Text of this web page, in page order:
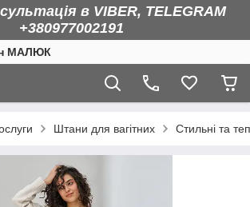
в VIBER, TELEGRAM
+380977002191
МАЛЮК
Штани для вагітних Стильні та